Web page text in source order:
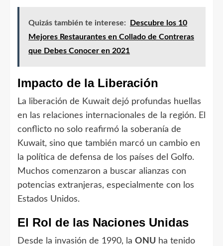
Quizás también te interese:
Descubre los 10
Mejores Restaurantes en Collado de Contreras
que Debes Conocer en 2021
Impacto de la Liberación
La liberación de Kuwait dejó profundas huellas
en las relaciones internacionales de la región. El
conflicto no solo reafirmó la soberanía de
Kuwait, sino que también marcó un cambio en
la política de defensa de los países del Golfo.
Muchos comenzaron a buscar alianzas con
potencias extranjeras, especialmente con los
Estados Unidos.
El Rol de las Naciones Unidas
Desde la invasión de 1990, la ONU ha tenido